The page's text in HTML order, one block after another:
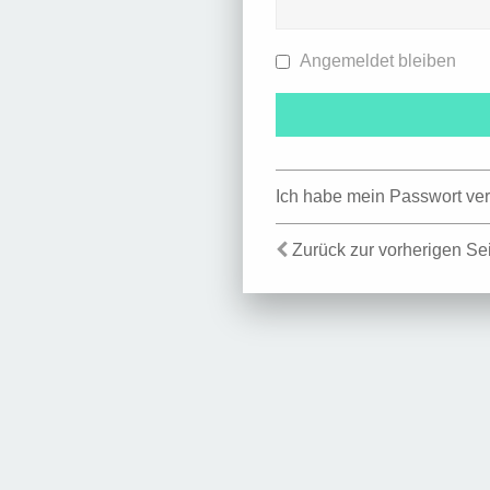
Angemeldet bleiben
Ich habe mein Passwort
Zurück zur vorherigen